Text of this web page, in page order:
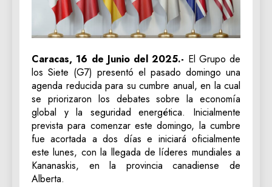
Caracas, 16 de Junio del 2025.- El Grupo de
los Siete (G7) presentó el pasado domingo una
agenda reducida para su cumbre anual, en la cual
se priorizaron los debates sobre la economía
global y la seguridad energética. Inicialmente
prevista para comenzar este domingo, la cumbre
fue acortada a dos días e iniciará oficialmente
este lunes, con la llegada de líderes mundiales a
Kananaskis, en la provincia canadiense de
Alberta.